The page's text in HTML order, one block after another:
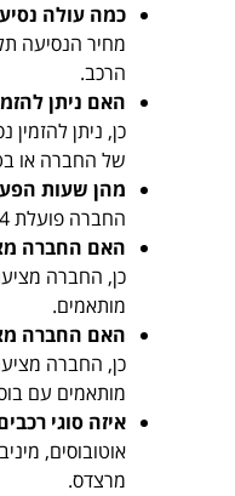
כמה עולה
מחיר הנסיעה
הרכב.
האם ניתן
כן, ניתן
של החברה או
מהן שעות
החברה פועלת 24 שעות ביממה, 7 ימים בשבוע.
האם החברה
כן, החברה
מותאמים.
האם החברה
כן, החברה
מותאמים עם
איזה סוגי
אוטובוסים,
מרצדס.